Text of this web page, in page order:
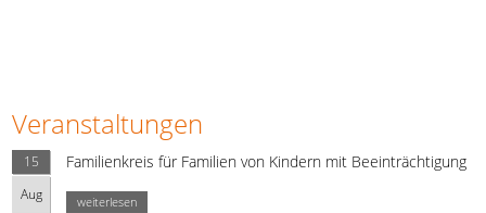
Veranstaltungen
15
Aug
Familienkreis für Familien von Kindern mit Beeinträchtigung
weiterlesen